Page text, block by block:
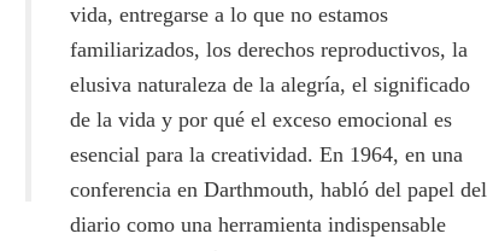
vida, entregarse a lo que no estamos
familiarizados, los derechos reproductivos, la
elusiva naturaleza de la alegría, el significado
de la vida y por qué el exceso emocional es
esencial para la creatividad. En 1964, en una
conferencia en Darthmouth, habló del papel del
diario como una herramienta indispensable